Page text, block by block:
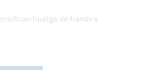
huelga de hambre